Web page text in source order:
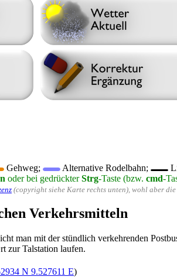
Gehweg; Alternative Rodelbahn;
oder bei gedrückterStrg-Taste (bzw. cmd-
(copyright siehe Karte rechts unten), wohl aber die
Verkehrsmitteln
man mit der stündlich verkehrenden
zur Talstation laufen.
N 9.527611 E)